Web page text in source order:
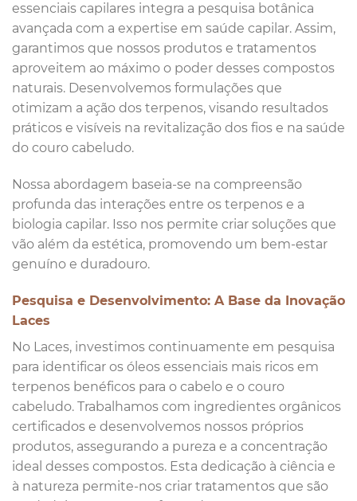
essenciais capilares integra a pesquisa botânica
avançada com a expertise em saúde capilar. Assim,
garantimos que nossos produtos e tratamentos
aproveitem ao máximo o poder desses compostos
naturais. Desenvolvemos formulações que
otimizam a ação dos terpenos, visando resultados
práticos e visíveis na revitalização dos fios e na saúde
do couro cabeludo.
Nossa abordagem baseia-se na compreensão
profunda das interações entre os terpenos e a
biologia capilar. Isso nos permite criar soluções que
vão além da estética, promovendo um bem-estar
genuíno e duradouro.
Pesquisa e Desenvolvimento: A Base da Inovação
Laces
No Laces, investimos continuamente em pesquisa
para identificar os óleos essenciais mais ricos em
terpenos benéficos para o cabelo e o couro
cabeludo. Trabalhamos com ingredientes orgânicos
certificados e desenvolvemos nossos próprios
produtos, assegurando a pureza e a concentração
ideal desses compostos. Esta dedicação à ciência e
à natureza permite-nos criar tratamentos que são